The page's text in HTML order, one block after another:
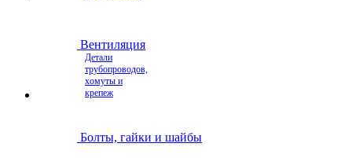
Вентиляция
Детали
трубопроводов,
хомуты и
крепеж
Болты, гайки и шайбы